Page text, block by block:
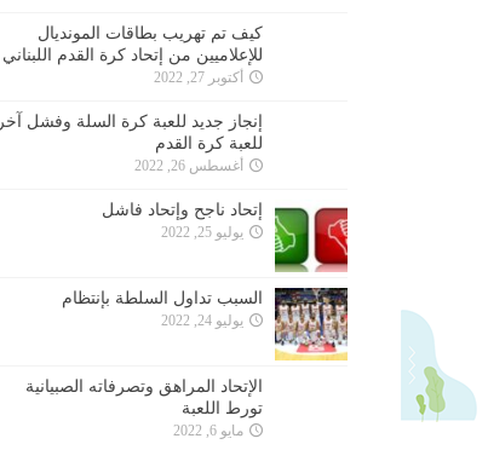
كيف تم تهريب بطاقات المونديال
للإعلاميين من إتحاد كرة القدم اللبناني
أكتوبر 27, 2022
إنجاز جديد للعبة كرة السلة وفشل آخر
للعبة كرة القدم
أغسطس 26, 2022
إتحاد ناجح وإتحاد فاشل
يوليو 25, 2022
السبب تداول السلطة بإنتظام
يوليو 24, 2022
الإتحاد المراهق وتصرفاته الصبيانية
تورط اللعبة
مايو 6, 2022